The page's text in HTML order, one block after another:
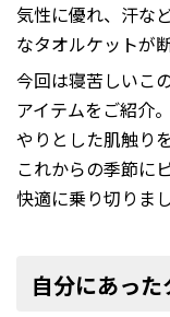
気性に優れ、汗な
なタオルケットが
今回は寝苦しいこ
アイテムをご紹介
やりとした肌触り
これからの季節に
快適に乗り切りま
自分にあっ